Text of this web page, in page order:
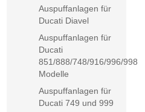
Auspuffanlagen für
Ducati Diavel
Auspuffanlagen für
Ducati
851/888/748/916/996/998
Modelle
Auspuffanlagen für
Ducati 749 und 999